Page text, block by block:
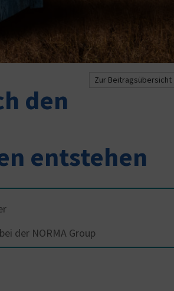
Zur Beitragsübersicht
den
entstehen
der NORMA Group